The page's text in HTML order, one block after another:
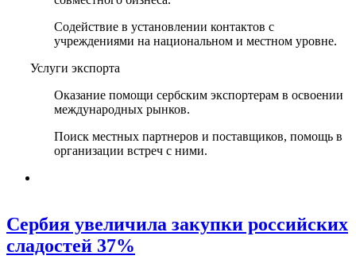
Содействие в установлении контактов с
учреждениями на национальном и местном уровне.
Услуги экспорта
Оказание помощи сербским экспортерам в освоении
международных рынков.
Поиск местных партнеров и поставщиков, помощь в
организации встреч с ними.
Сербия увеличила закупки российских
сладостей 37%